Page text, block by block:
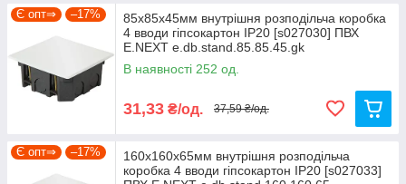
Є опт⇒ –17%
85х85х45мм внутрішня розподільча коробка
4 вводи гіпсокартон IP20 [s027030] ПВХ
E.NEXT e.db.stand.85.85.45.gk
В наявності 252 од.
31,33 ₴/од. 37,59 ₴/од.
Є опт⇒ –17%
160х160х65мм внутрішня розподільча
коробка 4 вводи гіпсокартон IP20 [s027033]